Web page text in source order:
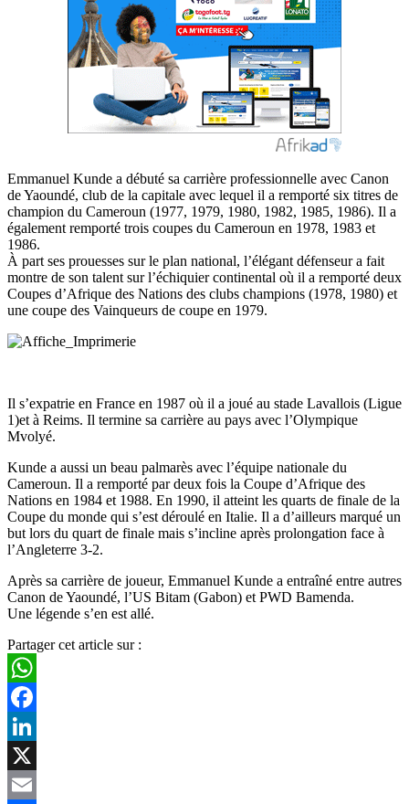
Emmanuel Kunde a débuté sa carrière professionnelle avec Canon
de Yaoundé, club de la capitale avec lequel il a remporté six titres de
champion du Cameroun (1977, 1979, 1980, 1982, 1985, 1986). Il a
également remporté trois coupes du Cameroun en 1978, 1983 et
1986.
À part ses prouesses sur le plan national, l’élégant défenseur a fait
montre de son talent sur l’échiquier continental où il a remporté deux
Coupes d’Afrique des Nations des clubs champions (1978, 1980) et
une coupe des Vainqueurs de coupe en 1979.
Il s’expatrie en France en 1987 où il a joué au stade Lavallois (Ligue
1)et à Reims. Il termine sa carrière au pays avec l’Olympique
Mvolyé.
Kunde a aussi un beau palmarès avec l’équipe nationale du
Cameroun. Il a remporté par deux fois la Coupe d’Afrique des
Nations en 1984 et 1988. En 1990, il atteint les quarts de finale de la
Coupe du monde qui s’est déroulé en Italie. Il a d’ailleurs marqué un
but lors du quart de finale mais s’incline après prolongation face à
l’Angleterre 3-2.
Après sa carrière de joueur, Emmanuel Kunde a entraîné entre autres
Canon de Yaoundé, l’US Bitam (Gabon) et PWD Bamenda.
Une légende s’en est allé.
Partager cet article sur :
WhatsApp
Facebook
LinkedIn
X